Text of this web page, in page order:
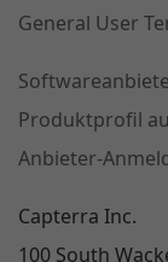
General User
Produktprofil
Anbieter-
Capterra Inc.
100 South